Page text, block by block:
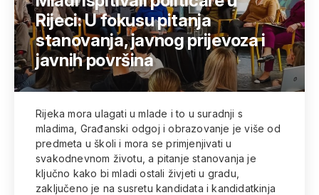
Rijeci: U fokusu pitanja
stanovanja, javnog prijevoza i
javnih površina
Rijeka mora ulagati u mlade i to u suradnji s
mladima, Građanski odgoj i obrazovanje je više od
predmeta u školi i mora se primjenjivati u
svakodnevnom životu, a pitanje stanovanja je
ključno kako bi mladi ostali živjeti u gradu,
zaključeno je na susretu kandidata i kandidatkinja